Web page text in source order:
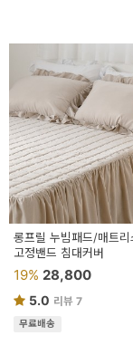
전
이
벤
트
기
획
전
롱프릴 누빔패드/매트리
고정밴드 침대커버
19% 28,800
5.0 리뷰 7
무료배송